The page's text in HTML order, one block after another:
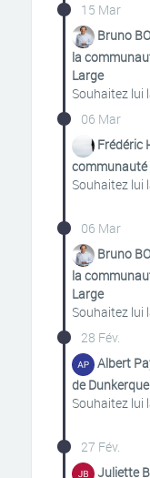
15 Mar
Bruno
la
Large
Souhaitez lui
06 Mar
Frédéric
communauté
Souhaitez lui
06 Mar
Bruno
la
Large
Souhaitez lui
28 Fév.
Albert
de
Souhaitez lui
27 Fév.
Juliette